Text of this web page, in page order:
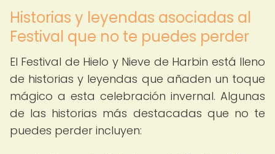
Historias y leyendas asociadas al
Festival que no te puedes perder
El Festival de Hielo y Nieve de Harbin está lleno
de historias y leyendas que añaden un toque
mágico a esta celebración invernal. Algunas
de las historias más destacadas que no te
puedes perder incluyen: